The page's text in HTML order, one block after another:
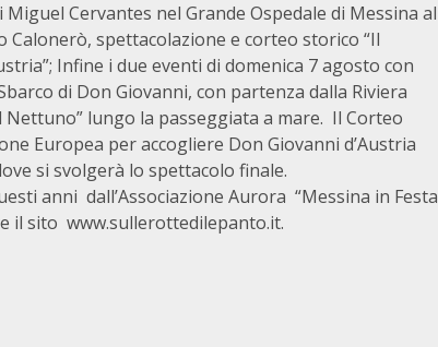
Cervantes nel Grande Ospedale di Messina al
Calonerò, spettacolazione e corteo storico “Il
Infine i due eventi di domenica 7 agosto con
di Don Giovanni, con partenza dalla Riviera
lungo la passeggiata a mare. Il Corteo
Europea per accogliere Don Giovanni d’Austria
si svolgerà lo spettacolo finale.
anni dall’Associazione Aurora “Messina in Festa
il sito www.sullerottedilepanto.it.